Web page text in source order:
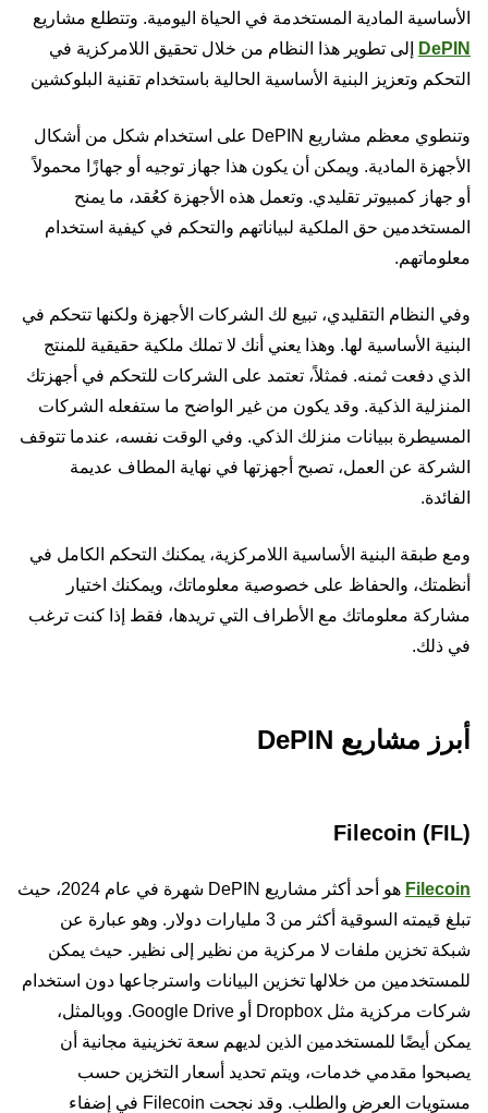
الأساسية المادية المستخدمة في الحياة اليومية. وتتطلع مشاريع
DePIN
إلى تطوير هذا النظام من خلال تحقيق اللامركزية في
التحكم وتعزيز البنية الأساسية الحالية باستخدام تقنية البلوكشين
وتنطوي معظم مشاريع DePIN على استخدام شكل من أشكال
الأجهزة المادية. ويمكن أن يكون هذا جهاز توجيه أو جهازًا محمولاً
أو جهاز كمبيوتر تقليدي. وتعمل هذه الأجهزة كعُقد، ما يمنح
المستخدمين حق الملكية لبياناتهم والتحكم في كيفية استخدام
معلوماتهم.
وفي النظام التقليدي، تبيع لك الشركات الأجهزة ولكنها تتحكم في
البنية الأساسية لها. وهذا يعني أنك لا تملك ملكية حقيقية للمنتج
الذي دفعت ثمنه. فمثلاً، تعتمد على الشركات للتحكم في أجهزتك
المنزلية الذكية. وقد يكون من غير الواضح ما ستفعله الشركات
المسيطرة ببيانات منزلك الذكي. وفي الوقت نفسه، عندما تتوقف
الشركة عن العمل، تصبح أجهزتها في نهاية المطاف عديمة
الفائدة.
ومع طبقة البنية الأساسية اللامركزية، يمكنك التحكم الكامل في
أنظمتك، والحفاظ على خصوصية معلوماتك، ويمكنك اختيار
مشاركة معلوماتك مع الأطراف التي تريدها، فقط إذا كنت ترغب
في ذلك.
أبرز مشاريع DePIN
Filecoin (FIL)
Filecoin
هو أحد أكثر مشاريع DePIN شهرة في عام 2024، حيث
تبلغ قيمته السوقية أكثر من 3 مليارات دولار. وهو عبارة عن
شبكة تخزين ملفات لا مركزية من نظير إلى نظير. حيث يمكن
للمستخدمين من خلالها تخزين البيانات واسترجاعها دون استخدام
شركات مركزية مثل Dropbox أو Google Drive. ووبالمثل،
يمكن أيضًا للمستخدمين الذين لديهم سعة تخزينية مجانية أن
يصبحوا مقدمي خدمات، ويتم تحديد أسعار التخزين حسب
مستويات العرض والطلب. وقد نجحت Filecoin في إضفاء